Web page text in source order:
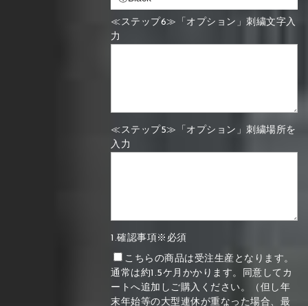
≪ステップ6≫「オプション」刺繍文字入
力
≪ステップ5≫「オプション」刺繍場所を
入力
1.確認事項※必須
こちらの商品は受注生産となります。
通常は約1.5ケ月かかります。同意してカ
ートへ追加しご購入ください。（但し年
末年始等の大型連休が重なった場合、最